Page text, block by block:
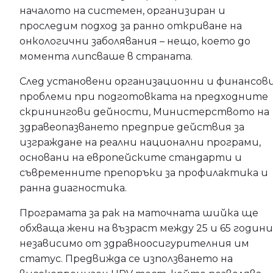
началото на системен, организиран и
проследим подход за ранно откриване на
онкологични заболявания – нещо, което до
момента липсваше в страната.
След установени организационни и
проблеми при подготовката на предходните
скринингови дейности, Министерството на
здравеопазването предприе действия за
изграждане на реални национални програми,
основани на европейските стандарти и
съвременните препоръки за профилактика и
ранна диагностика.
Програмата за рак на маточната шийка ще
обхваща жени на възраст между 25 и 65
независимо от здравноосигурителния им
статус. Предвижда се използването на